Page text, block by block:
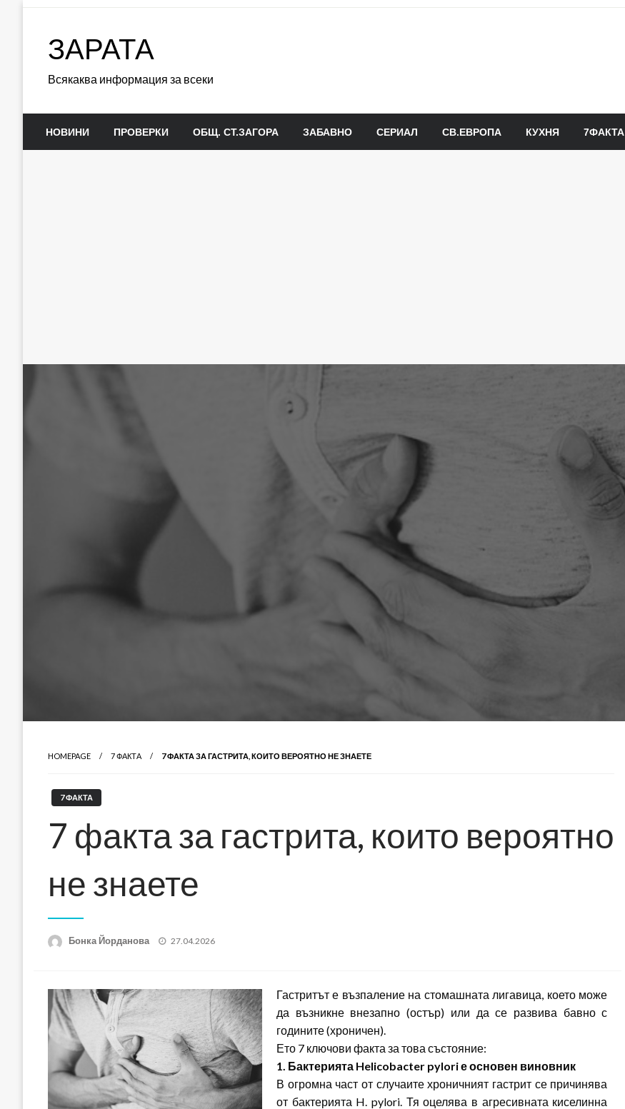
ЗАРАТА
Всякаква информация за всеки
НОВИНИ ПРОВЕРКИ ОБЩ. СТ.ЗАГОРА ЗАБАВНО СЕРИАЛ СВ.ЕВРОПА КУХНЯ 7ФАКТА
HOMEPAGE 7 ФАКТА 7 ФАКТА ЗА ГАСТРИТА, КОИТО ВЕРОЯТНО НЕ ЗНАЕТЕ
7 ФАКТА
7 факта за гастрита, които вероятно
не знаете
Бонка Йорданова
Posted
27.04.2026
Гастритът е възпаление на стомашната лигавица, което може
да възникне внезапно (остър) или да се развива бавно с
годините (хроничен).
Ето 7 ключови факта за това състояние:
1. Бактерията Helicobacter pylori е основен виновник
В огромна част от случаите хроничният гастрит се причинява
от бактерията H. pylori. Тя оцелява в агресивната киселинна